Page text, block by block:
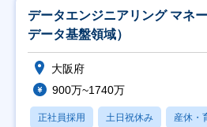
データエンジニアリング マネ
データ基盤領域）
大阪府
900万~1740万
正社員採用 土日祝休み 産休・